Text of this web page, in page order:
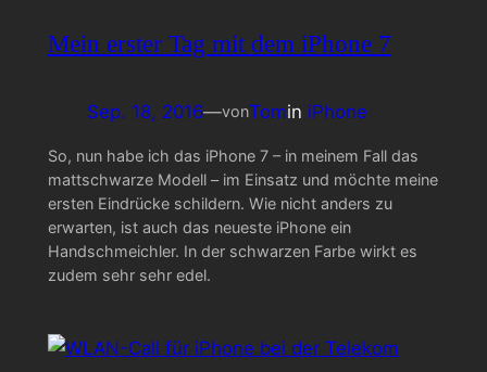
Mein erster Tag mit dem iPhone 7
Sep. 18, 2016—vonTomin iPhone
So, nun habe ich das iPhone 7 – in meinem Fall das
mattschwarze Modell – im Einsatz und möchte meine
ersten Eindrücke schildern. Wie nicht anders zu
erwarten, ist auch das neueste iPhone ein
Handschmeichler. In der schwarzen Farbe wirkt es
zudem sehr sehr edel.